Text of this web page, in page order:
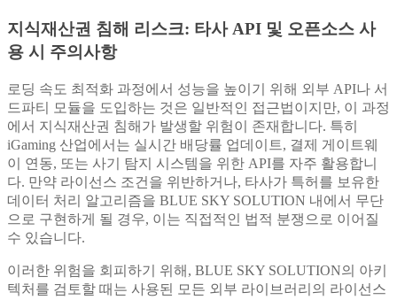
지식재산권 침해 리스크: 타사 API 및 오픈소스 사
용 시 주의사항
로딩 속도 최적화 과정에서 성능을 높이기 위해 외부 API나 서
드파티 모듈을 도입하는 것은 일반적인 접근법이지만, 이 과정
에서 지식재산권 침해가 발생할 위험이 존재합니다. 특히
iGaming 산업에서는 실시간 배당률 업데이트, 결제 게이트웨
이 연동, 또는 사기 탐지 시스템을 위한 API를 자주 활용합니
다. 만약 라이선스 조건을 위반하거나, 타사가 특허를 보유한
데이터 처리 알고리즘을 BLUE SKY SOLUTION 내에서 무단
으로 구현하게 될 경우, 이는 직접적인 법적 분쟁으로 이어질
수 있습니다.
이러한 위험을 회피하기 위해, BLUE SKY SOLUTION의 아키
텍처를 검토할 때는 사용된 모든 외부 라이브러리의 라이선스